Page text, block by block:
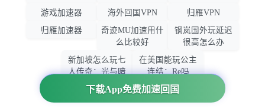
下载App免费加速回国
游戏加速器
海外回国VPN
归雁VPN
归雁加速器
奇迹MU加速用什
么比较好
钢岚国外玩延迟
很高怎么办
新加坡怎么玩七
人传奇：光与暗
之交战
在美国能玩公主
连结：Re吗